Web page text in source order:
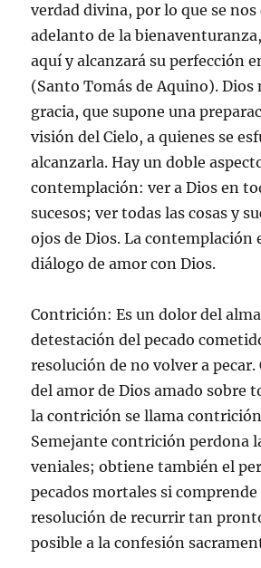
verdad divina, por lo que se
adelanto de la
aquí y alcanzará su perfección
(Santo Tomás de Aquino). Dios
gracia, que supone una
visión del Cielo, a quienes se
alcanzarla. Hay un doble
contemplación: ver a Dios en
sucesos; ver todas las cosas y
ojos de Dios. La contemplación
diálogo de amor con Dios.
Contrición: Es un dolor del
detestación del pecado
resolución de no volver a pecar.
del amor de Dios amado sobre
la contrición se llama
Semejante contrición perdona
veniales; obtiene también el
pecados mortales si
resolución de recurrir tan
posible a la confesión